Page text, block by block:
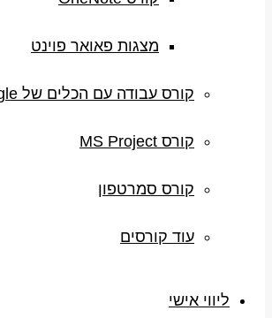
מצגות פאואר פוינט
קורס עבודה עם הכלים של Google
קורס MS Project
קורס סמרטפון
עוד קורסים
ליווי אישי